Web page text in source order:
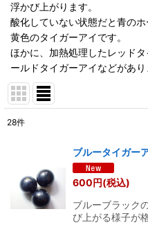
浮かび上がります。
酸化していない状態だと青の
黄色のタイガーアイです。
ほかに、加熱処理したレッド
ールドタイガーアイなどがあり
並び順:
絞
28件
ブルータイガー
600円(税込)
ブルーブラック
び上がる様子が